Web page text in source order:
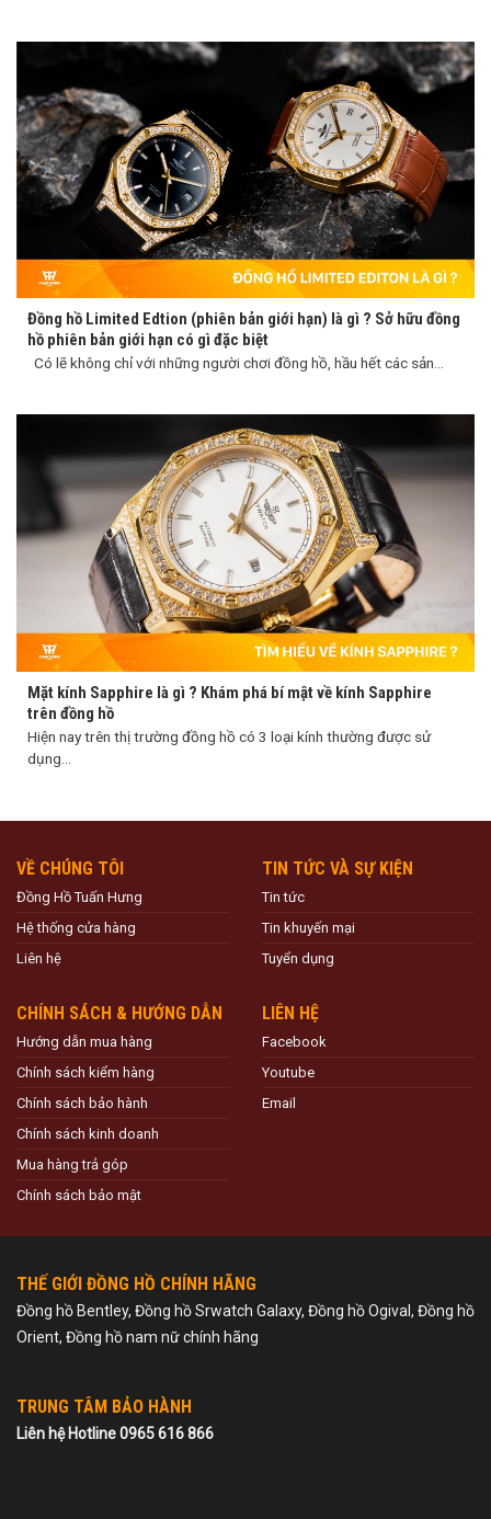
Đồng hồ Limited Edtion (phiên bản giới hạn) là gì ? Sở hữu đồng
hồ phiên bản giới hạn có gì đặc biệt
Có lẽ không chỉ với những người chơi đồng hồ, hầu hết các sản...
Mặt kính Sapphire là gì ? Khám phá bí mật về kính Sapphire
trên đồng hồ
Hiện nay trên thị trường đồng hồ có 3 loại kính thường được sử
dụng...
VỀ CHÚNG TÔI
Đồng Hồ Tuấn Hưng
Hệ thống cửa hàng
Liên hệ
TIN TỨC VÀ SỰ KIỆN
Tin tức
Tin khuyến mại
Tuyển dụng
CHÍNH SÁCH & HƯỚNG DẪN
Hướng dẫn mua hàng
Chính sách kiểm hàng
Chính sách bảo hành
Chính sách kinh doanh
Mua hàng trả góp
Chính sách bảo mật
LIÊN HỆ
Facebook
Youtube
Email
THẾ GIỚI ĐỒNG HỒ CHÍNH HÃNG
Đồng hồ Bentley, Đồng hồ Srwatch Galaxy, Đồng hồ Ogival, Đồng hồ
Orient, Đồng hồ nam nữ chính hãng
TRUNG TÂM BẢO HÀNH
Liên hệ Hotline 0965 616 866